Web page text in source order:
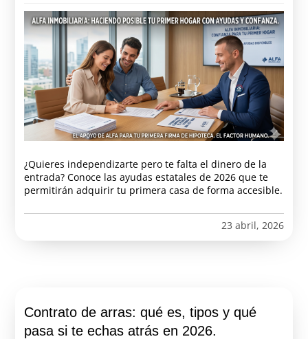
¿Quieres independizarte pero te falta el dinero de la
entrada? Conoce las ayudas estatales de 2026 que te
permitirán adquirir tu primera casa de forma accesible.
23 abril, 2026
Contrato de arras: qué es, tipos y qué
pasa si te echas atrás en 2026.